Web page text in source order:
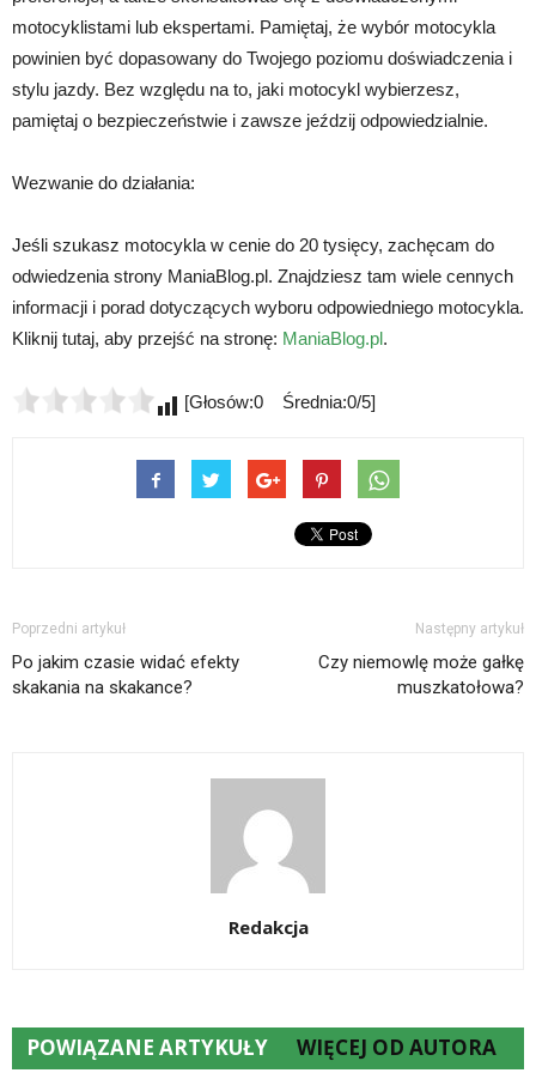
motocyklistami lub ekspertami. Pamiętaj, że wybór motocykla
powinien być dopasowany do Twojego poziomu doświadczenia i
stylu jazdy. Bez względu na to, jaki motocykl wybierzesz,
pamiętaj o bezpieczeństwie i zawsze jeździj odpowiedzialnie.
Wezwanie do działania:
Jeśli szukasz motocykla w cenie do 20 tysięcy, zachęcam do
odwiedzenia strony ManiaBlog.pl. Znajdziesz tam wiele cennych
informacji i porad dotyczących wyboru odpowiedniego motocykla.
Kliknij tutaj, aby przejść na stronę: ManiaBlog.pl.
[Głosów:0 Średnia:0/5]
Poprzedni artykuł
Po jakim czasie widać efekty
skakania na skakance?
Następny artykuł
Czy niemowlę może gałkę
muszkatołowa?
Redakcja
POWIĄZANE ARTYKUŁY WIĘCEJ OD AUTORA